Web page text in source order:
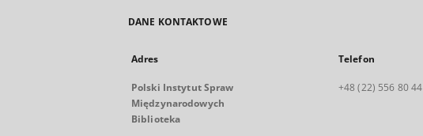
DANE KONTAKTOWE
Adres
Polski Instytut Spraw
Międzynarodowych
Biblioteka
Telefon
+48 (22) 556 80 44